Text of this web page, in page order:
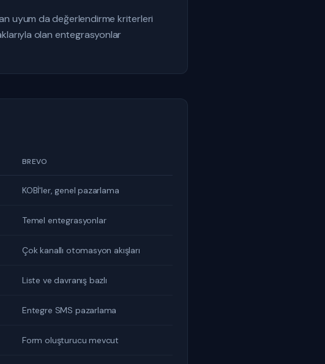
uyum da değerlendirme kriterleri
olan entegrasyonlar
BREVO
KOBİ'ler, genel pazarlama
Temel entegrasyonlar
Çok kanallı otomasyon akışları
Liste ve davranış bazlı
Entegre SMS pazarlama
Form oluşturucu mevcut